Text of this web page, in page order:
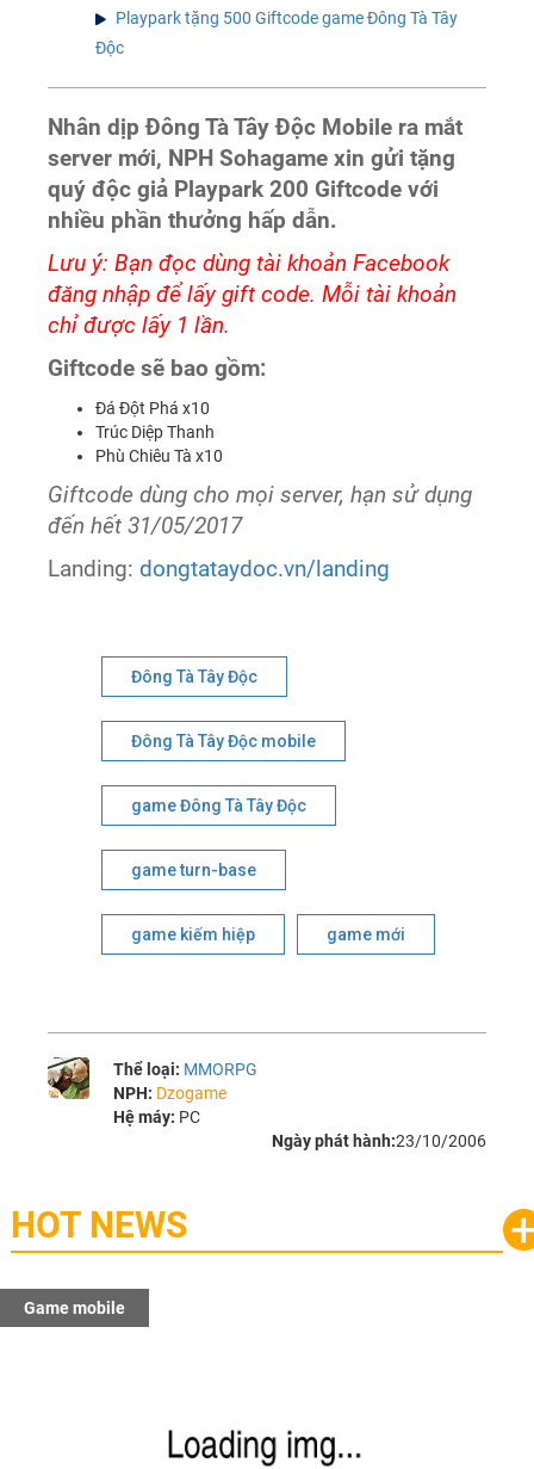
Playpark tặng 500 Giftcode game Đông Tà Tây
Độc
Nhân dịp Đông Tà Tây Độc Mobile ra mắt
server mới, NPH Sohagame xin gửi tặng
quý độc giả Playpark 200 Giftcode với
nhiều phần thưởng hấp dẫn.
Lưu ý: Bạn đọc dùng tài khoản Facebook
đăng nhập để lấy gift code. Mỗi tài khoản
chỉ được lấy 1 lần.
Giftcode sẽ bao gồm:
Đá Đột Phá x10
Trúc Diệp Thanh
Phù Chiêu Tà x10
Giftcode dùng cho mọi server, hạn sử dụng
đến hết 31/05/2017
Landing: dongtataydoc.vn/landing
Đông Tà Tây Độc
Đông Tà Tây Độc mobile
game Đông Tà Tây Độc
game turn-base
game kiếm hiệp game mới
Thể loại: MMORPG
NPH: Dzogame
Hệ máy: PC
Ngày phát hành:23/10/2006
HOT NEWS